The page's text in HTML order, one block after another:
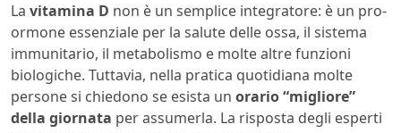
La vitamina D non è un semplice integratore: è un pro-
ormone essenziale per la salute delle ossa, il sistema
immunitario, il metabolismo e molte altre funzioni
biologiche. Tuttavia, nella pratica quotidiana molte
persone si chiedono se esista un orario “migliore”
della giornata per assumerla. La risposta degli esperti